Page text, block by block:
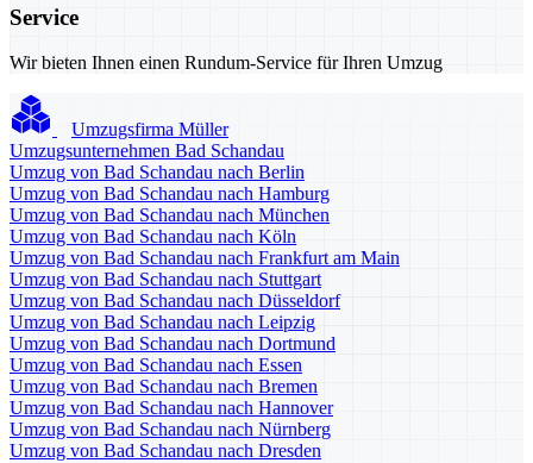
Service
Wir bieten Ihnen einen Rundum-Service für Ihren Umzug
Umzugsfirma Müller
Umzugsunternehmen Bad Schandau
Umzug von Bad Schandau nach Berlin
Umzug von Bad Schandau nach Hamburg
Umzug von Bad Schandau nach München
Umzug von Bad Schandau nach Köln
Umzug von Bad Schandau nach Frankfurt am Main
Umzug von Bad Schandau nach Stuttgart
Umzug von Bad Schandau nach Düsseldorf
Umzug von Bad Schandau nach Leipzig
Umzug von Bad Schandau nach Dortmund
Umzug von Bad Schandau nach Essen
Umzug von Bad Schandau nach Bremen
Umzug von Bad Schandau nach Hannover
Umzug von Bad Schandau nach Nürnberg
Umzug von Bad Schandau nach Dresden